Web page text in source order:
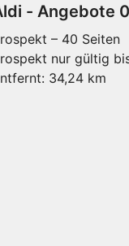
- Angebote
– 40 Seiten
nur gültig
34,24 km